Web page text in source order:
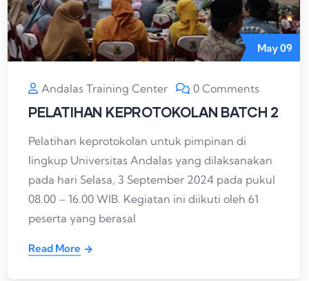
May09
Andalas Training Center 0 Comments
PELATIHAN KEPROTOKOLAN BATCH 2
Pelatihan keprotokolan untuk pimpinan di
lingkup Universitas Andalas yang dilaksanakan
pada hari Selasa, 3 September 2024 pada pukul
08.00 – 16.00 WIB. Kegiatan ini diikuti oleh 61
peserta yang berasal
Read More